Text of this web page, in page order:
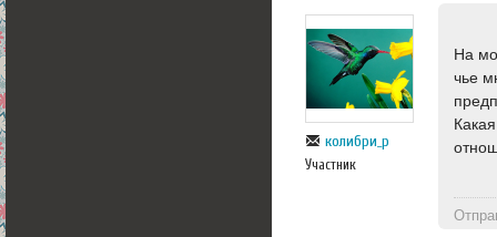
колибри_р
Участник
На
чье